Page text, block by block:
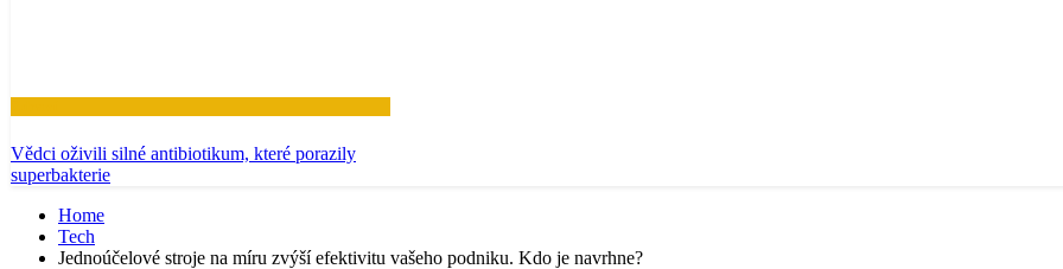
Vědci oživili silné antibiotikum, které porazily
superbakterie
Home
Tech
Jednoúčelové stroje na míru zvýší efektivitu vašeho podniku. Kdo je navrhne?